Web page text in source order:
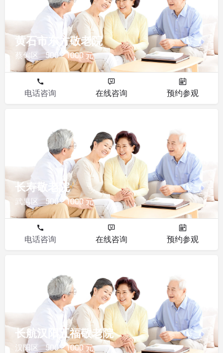
黄石市东方敬老院
蔡甸区 500 - 1000 元
电话咨询 在线咨询 预约参观
长寿敬老院
武昌区 500 - 1000 元
电话咨询 在线咨询 预约参观
长航汉阳五福敬老院
汉阳区 500 - 1000 元